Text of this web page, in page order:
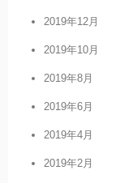
2019年12月
2019年10月
2019年8月
2019年6月
2019年4月
2019年2月